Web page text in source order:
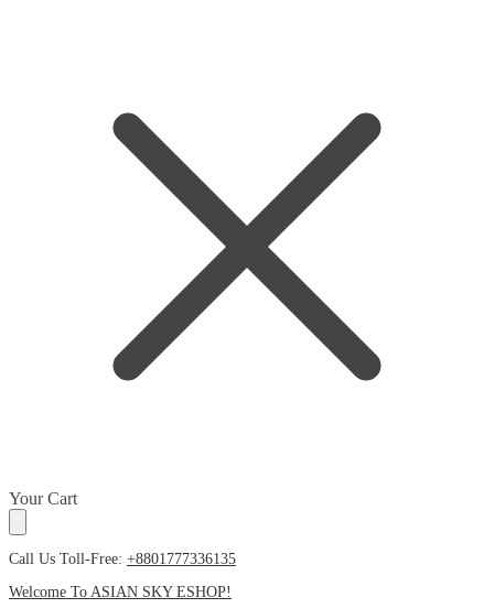
Skip
to
navigation
Skip
to
content
Your Cart
Call Us Toll-Free: +8801777336135
Welcome To ASIAN SKY ESHOP!